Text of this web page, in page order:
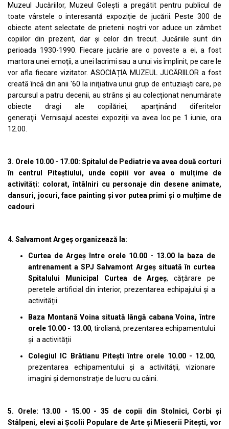
Muzeul Jucăriilor, Muzeul Golești a pregătit pentru publicul de
toate vârstele o interesantă expoziție de jucării. Peste 300 de
obiecte atent selectate de prietenii noştri vor aduce un zâmbet
copiilor din prezent, dar și celor din trecut. Jucăriile sunt din
perioada 1930-1990. Fiecare jucărie are o poveste a ei, a fost
martora unei emoţii, a unei lacrimi sau a unui vis împlinit, pe care le
vor afla fiecare vizitator. ASOCIAȚIA MUZEUL JUCĂRIILOR a fost
creată încă din anii '60 la iniţiativa unui grup de entuziaşti care, pe
parcursul a patru decenii, au strâns și au colecționat nenumărate
obiecte dragi ale copilăriei, aparținând diferitelor
generaţii. Vernisajul acestei expoziții va avea loc pe 1 iunie, ora
12.00.
3. Orele 10.00 - 17.00: Spitalul de Pediatrie va avea două corturi
în centrul Piteștiului, unde copiii vor avea o mulțime de
activități: colorat, întâlniri cu personaje din desene animate,
dansuri, jocuri, face painting și vor putea primi și o mulțime de
cadouri
4. Salvamont Argeș organizează la:
Curtea de Argeș între orele 10.00 - 13.00 la baza de
antrenament a SPJ Salvamont Argeș situată în curtea
Spitalului Municipal Curtea de Argeș, cățărare pe
peretele artificial din interior, prezentarea echipajului și a
activității.
Baza Montană Voina situată lângă cabana Voina, între
orele 10.00 - 13.00, tiroliană, prezentarea echipamentului
și a activității
Colegiul IC Brătianu Pitești între orele 10.00 - 12.00,
prezentarea echipamentului și a activității, vizionare
imagini și demonstrație de lucru cu câini.
5. Orele: 13.00 - 15.00 - 35 de copii din Stolnici, Corbi și
Stâlpeni, elevi ai Școlii Populare de Arte și Mieserii Pitești, vor